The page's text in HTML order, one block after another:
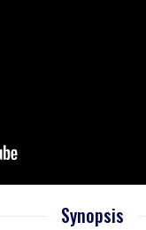
Synopsis